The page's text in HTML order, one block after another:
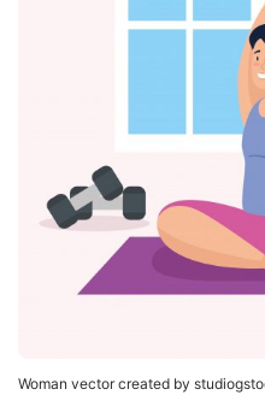
Woman vector created by